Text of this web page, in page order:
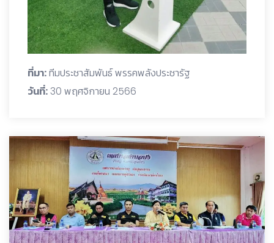
ที่มา:ทีมประชาสัมพันธ์ พรรคพลังประชารัฐ
วันที่:30 พฤศจิกายน 2566